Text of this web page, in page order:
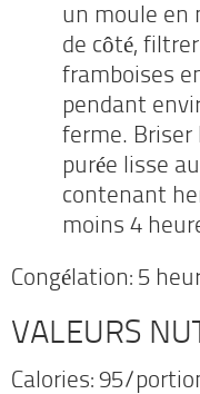
un moule en
de côté,
framboises
pendant
ferme. Briser
purée lisse
contenant
moins 4
Congélation: 5
VALEURS
Calories: 95/